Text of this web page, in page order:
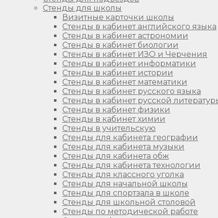
Стенды для школы
Визитные карточки школы
Стенды в кабинет английского языка
Стенды в кабинет астрономии
Стенды в кабинет биологии
Стенды в кабинет ИЗО и Черчения
Стенды в кабинет информатики
Стенды в кабинет истории
Стенды в кабинет математики
Стенды в кабинет русского языка
Стенды в кабинет русской
Стенды в кабинет физики
Стенды в кабинет химии
Стенды в учительскую
Стенды для кабинета географии
Стенды для кабинета музыки
Стенды для кабинета обж
Стенды для кабинета технологии
Стенды для классного уголка
Стенды для начальной школы
Стенды для спортзала в школе
Стенды для школьной столовой
Стенды по методической работе